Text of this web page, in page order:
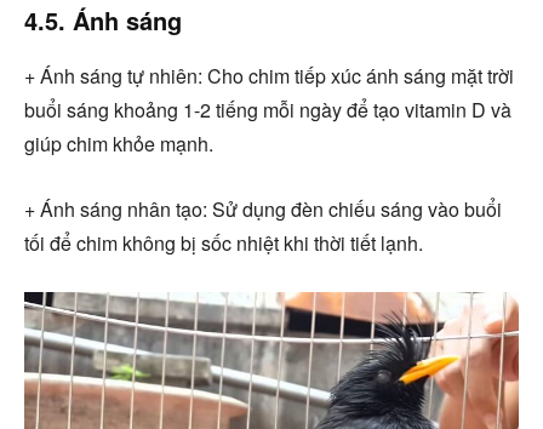
4.5. Ánh sáng
+ Ánh sáng tự nhiên: Cho chim tiếp xúc ánh sáng mặt trời
buổi sáng khoảng 1-2 tiếng mỗi ngày để tạo vitamin D và
giúp chim khỏe mạnh.
+ Ánh sáng nhân tạo: Sử dụng đèn chiếu sáng vào buổi
tối để chim không bị sốc nhiệt khi thời tiết lạnh.